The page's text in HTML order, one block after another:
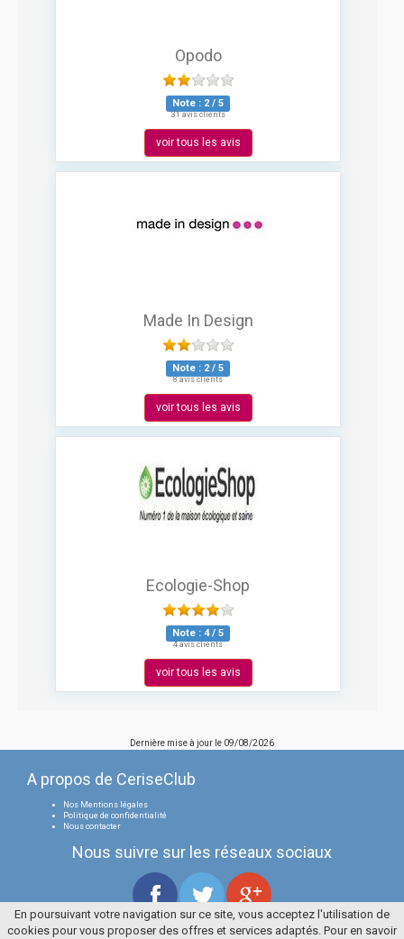
Opodo
Note : 2 / 5
31 avis clients
voir tous les avis
Made In Design
Note : 2 / 5
8 avis clients
voir tous les avis
Ecologie-Shop
Note : 4/ 5
4 avis clients
voir tous les avis
Dernière mise à jour le 09/08/2026
A propos de CeriseClub
Nos Mentions légales
Politique de confidentialité
Nous contacter
Nous suivre sur les réseaux sociaux
Tous droits réservés
En poursuivant votre navigation sur ce site, vous acceptez l'utilisation de
cookies pour vous proposer des offres et services adaptés. Pour en savoir